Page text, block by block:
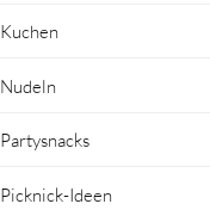
Kuchen
Nudeln
Partysnacks
Picknick-Ideen